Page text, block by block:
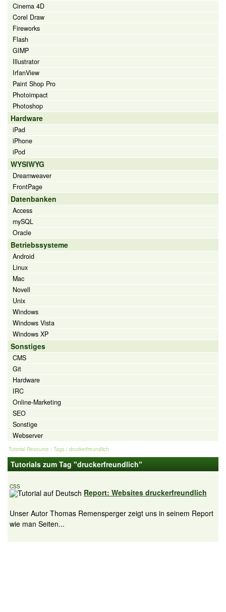
Cinema 4D
Corel Draw
Fireworks
Flash
GIMP
Illustrator
IrfanView
Paint Shop Pro
Photoimpact
Photoshop
Hardware
iPad
iPhone
iPod
WYSIWYG
Dreamweaver
FrontPage
Datenbanken
Access
mySQL
Oracle
Betriebssysteme
Android
Linux
Mac
Novell
Unix
Windows
Windows Vista
Windows XP
Sonstiges
CMS
Git
Hardware
IRC
Online-Marketing
SEO
Sonstige
Webserver
Tutorial Resource / Tags / druckerfreundlich
Tutorials zum Tag "druckerfreundlich"
CSS
Report: Websites druckerfreundlich
Unser Autor Thomas Remensperger zeigt uns in seinem Report
wie man Seiten...